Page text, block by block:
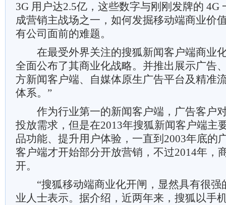
3G 用户达2.5亿，这些数字与刚刚发牌的 4G
成营销主战场之一，如何发掘移动端商业价
有公司面前的难题。
在最受外界关注的搜狐新闻客户端商业
全面公布了其商业化战略。并推出展示广告
方新闻客户端、自媒体原生广告平台及精准
体系。”
作为行业第一的新闻客户端，广告客户
投放需求，但是在2013年搜狐新闻客户端主
品功能、提升用户体验，一直到2003年底的
客户端才开始部分开放营销，不过2014年，
开。
“搜狐移动端商业化开闸，显然具有很强
业人士表示。据介绍，近两年来，搜狐以手